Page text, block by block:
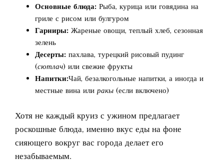
Основные блюда: Рыба, курица или говядина на
гриле с рисом или булгуром
Гарниры: Жареные овощи, теплый хлеб, сезонная
зелень
Десерты: пахлава, турецкий рисовый пудинг
(сютлач) или свежие фрукты
Напитки:Чай, безалкогольные напитки, а иногда и
местные вина или ракы (если включено)
Хотя не каждый круиз с ужином предлагает
роскошные блюда, именно вкус еды на фоне
сияющего вокруг вас города делает его
незабываемым.